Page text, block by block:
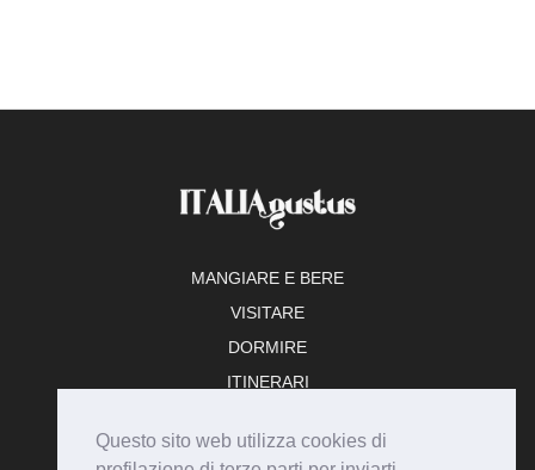
Questo sito web utilizza cookies di
MANGIARE E BERE
VISITARE
DORMIRE
ITINERARI
ADERISCI